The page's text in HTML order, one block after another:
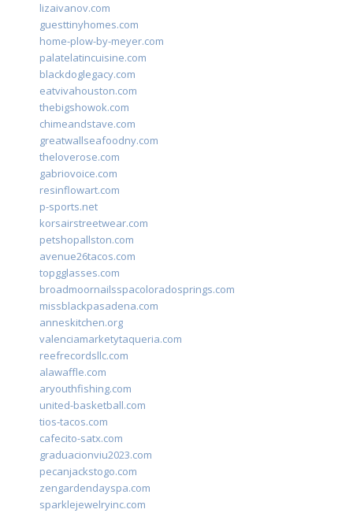
lizaivanov.com
guesttinyhomes.com
home-plow-by-meyer.com
palatelatincuisine.com
blackdoglegacy.com
eatvivahouston.com
thebigshowok.com
chimeandstave.com
greatwallseafoodny.com
theloverose.com
gabriovoice.com
resinflowart.com
p-sports.net
korsairstreetwear.com
petshopallston.com
avenue26tacos.com
topgglasses.com
broadmoornailsspacoloradosprings.com
missblackpasadena.com
anneskitchen.org
valenciamarketytaqueria.com
reefrecordsllc.com
alawaffle.com
aryouthfishing.com
united-basketball.com
tios-tacos.com
cafecito-satx.com
graduacionviu2023.com
pecanjackstogo.com
zengardendayspa.com
sparklejewelryinc.com